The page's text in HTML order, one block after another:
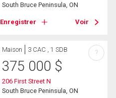
South Bruce Peninsula, ON
Enregistrer Voir
Maison 3 CAC , 1 SDB
375 000 $
206 First Street N
South Bruce Peninsula, ON
?